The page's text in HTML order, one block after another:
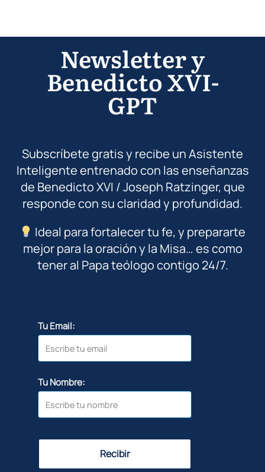
Newsletter y
Benedicto XVI-
GPT
Subscríbete gratis y recibe un Asistente
Inteligente entrenado con las enseñanzas
de Benedicto XVI / Joseph Ratzinger, que
responde con su claridad y profundidad.
Ideal para fortalecer tu fe, y prepararte
mejor para la oración y la Misa… es como
tener al Papa teólogo contigo 24/7.
Tu Email:
Tu Nombre:
Recibir